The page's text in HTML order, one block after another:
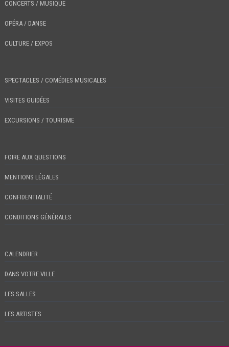
CONCERTS / MUSIQUE
OPÉRA / DANSE
CULTURE / EXPOS
SPECTACLES / COMÉDIES MUSICALES
VISITES GUIDÉES
EXCURSIONS / TOURISME
FOIRE AUX QUESTIONS
MENTIONS LÉGALES
CONFIDENTIALITÉ
CONDITIONS GÉNÉRALES
CALENDRIER
DANS VOTRE VILLE
LES SALLES
LES ARTISTES